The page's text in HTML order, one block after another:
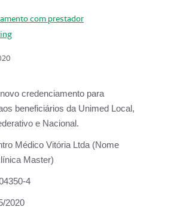
com prestador
credenciamento para
beneficiários da Unimed Local,
e Nacional.
Médico Vitória Ltda (Nome
Master)
4
2020